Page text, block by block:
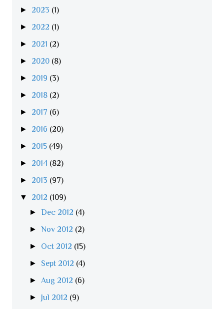
► 2023 (1)
► 2022 (1)
► 2021 (2)
► 2020 (8)
► 2019 (3)
► 2018 (2)
► 2017 (6)
► 2016 (20)
► 2015 (49)
► 2014 (82)
► 2013 (97)
▼ 2012 (109)
►Dec 2012 (4)
►Nov 2012 (2)
► Oct 2012 (15)
► Sept 2012 (4)
► Aug 2012 (6)
► Jul 2012 (9)